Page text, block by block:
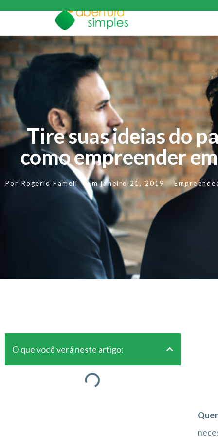
Tire suas ideias do
como empreender
Por Rogerio Fameli Em janeiro 21, 2019
O que você verá neste artigo: